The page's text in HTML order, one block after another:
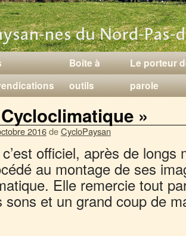
Boite à
outils
Le porteur
parole
»
2016deCycloPaysan
officiel, après de longs
au montage de ses
Elle remercie tout
sons et un grand coup de